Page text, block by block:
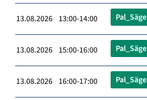
13.08.2026 13:00-14:00 Pal_Säge
13.08.2026 15:00-16:00 Pal_Säge
13.08.2026 16:00-17:00 Pal_Säge